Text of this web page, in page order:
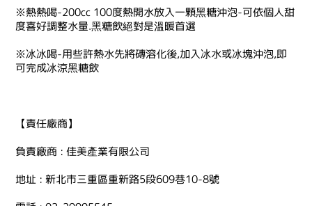
※熱熱喝-200cc 100度熱開水放入一顆黑糖沖泡-可依個人甜
度喜好調整水量.黑糖飲絕對是溫暖首選
※冰冰喝-用些許熱水先將磚溶化後,加入冰水或冰塊沖泡,即
可完成冰涼黑糖飲
【責任廠商】
負責廠商 : 佳美產業有限公司
地址 : 新北市三重區重新路5段609巷10-8號